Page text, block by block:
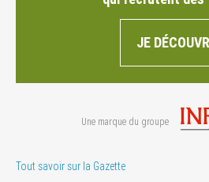
JE
Une marque du groupe
Tout savoir sur la Gazette